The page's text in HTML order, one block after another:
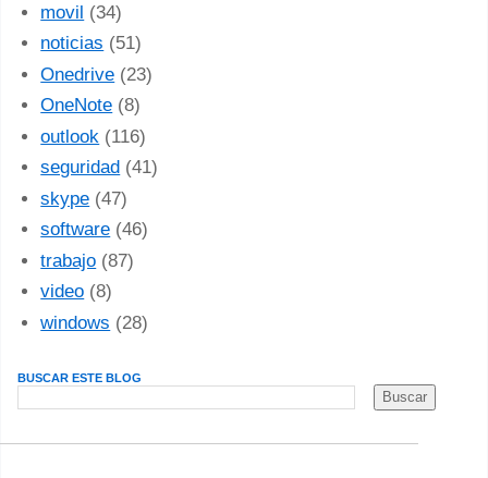
movil (34)
noticias (51)
Onedrive (23)
OneNote (8)
outlook (116)
seguridad (41)
skype (47)
software (46)
trabajo (87)
video (8)
windows (28)
BUSCAR ESTE BLOG